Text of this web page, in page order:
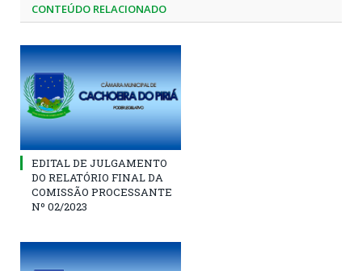
CONTEÚDO RELACIONADO
EDITAL DE JULGAMENTO
DO RELATÓRIO FINAL DA
COMISSÃO PROCESSANTE
Nº 02/2023